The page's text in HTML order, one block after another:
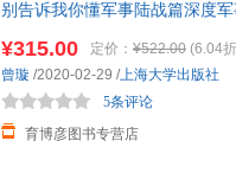
别告诉我你懂军事陆战篇深度
¥315.00 定价： ¥522.00 (6.04
育博彦图书专营店
5条评论
曾璇 /2020-02-29 /上海大学出版社